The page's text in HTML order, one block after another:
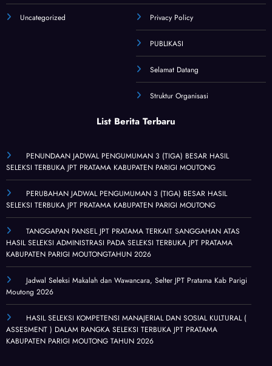
Uncategorized Privacy Policy
PUBLIKASI
Selamat Datang
Struktur Organisasi
List Berita Terbaru
PENUNDAAN JADWAL PENGUMUMAN 3 (TIGA) BESAR HASIL
SELEKSI TERBUKA JPT PRATAMA KABUPATEN PARIGI MOUTONG
PERUBAHAN JADWAL PENGUMUMAN 3 (TIGA) BESAR HASIL
SELEKSI TERBUKA JPT PRATAMA KABUPATEN PARIGI MOUTONG
TANGGAPAN PANSEL JPT PRATAMA TERKAIT SANGGAHAN ATAS
HASIL SELEKSI ADMINISTRASI PADA SELEKSI TERBUKA JPT PRATAMA
KABUPATEN PARIGI MOUTONGTAHUN 2026
Jadwal Seleksi Makalah dan Wawancara, Selter JPT Pratama Kab Parigi
Moutong 2026
HASIL SELEKSI KOMPETENSI MANAJERIAL DAN SOSIAL KULTURAL (
ASSESMENT ) DALAM RANGKA SELEKSI TERBUKA JPT PRATAMA
KABUPATEN PARIGI MOUTONG TAHUN 2026